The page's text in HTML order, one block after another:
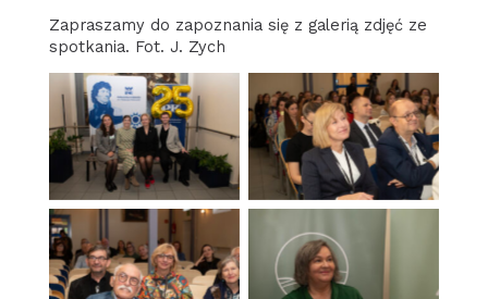
Zapraszamy do zapoznania się z galerią zdjęć ze
spotkania. Fot. J. Zych
Brak podpisu Brak podpisu
Brak podpisu Brak podpisu